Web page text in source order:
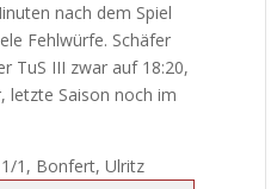
nach dem Spiel
Fehlwürfe. Schäfer
TuS III zwar auf 18:20,
letzte Saison noch im
1/1, Bonfert, Ulritz